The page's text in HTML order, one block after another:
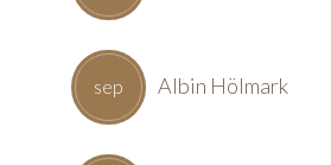
sep Albin Hölmark